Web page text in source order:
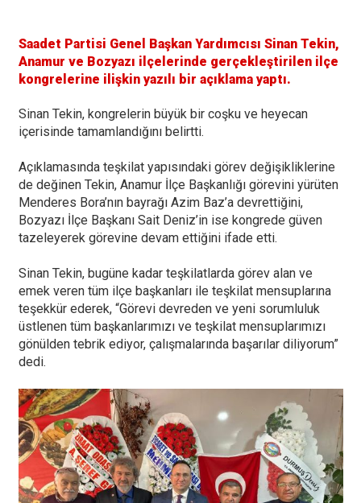
Saadet Partisi Genel Başkan Yardımcısı Sinan Tekin,
Anamur ve Bozyazı ilçelerinde gerçekleştirilen ilçe
kongrelerine ilişkin yazılı bir açıklama yaptı.
Sinan Tekin, kongrelerin büyük bir coşku ve heyecan
içerisinde tamamlandığını belirtti.
Açıklamasında teşkilat yapısındaki görev değişikliklerine
de değinen Tekin, Anamur İlçe Başkanlığı görevini yürüten
Menderes Bora’nın bayrağı Azim Baz’a devrettiğini,
Bozyazı İlçe Başkanı Sait Deniz’in ise kongrede güven
tazeleyerek görevine devam ettiğini ifade etti.
Sinan Tekin, bugüne kadar teşkilatlarda görev alan ve
emek veren tüm ilçe başkanları ile teşkilat mensuplarına
teşekkür ederek, “Görevi devreden ve yeni sorumluluk
üstlenen tüm başkanlarımızı ve teşkilat mensuplarımızı
gönülden tebrik ediyor, çalışmalarında başarılar diliyorum”
dedi.